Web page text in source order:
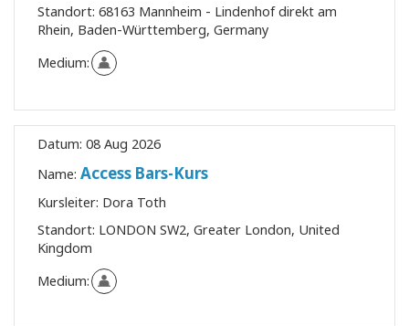
Standort: 68163 Mannheim - Lindenhof direkt am
Rhein, Baden-Württemberg, Germany
Medium:
Datum: 08 Aug 2026
Name: Access Bars-Kurs
Kursleiter: Dora Toth
Standort: LONDON SW2, Greater London, United
Kingdom
Medium: